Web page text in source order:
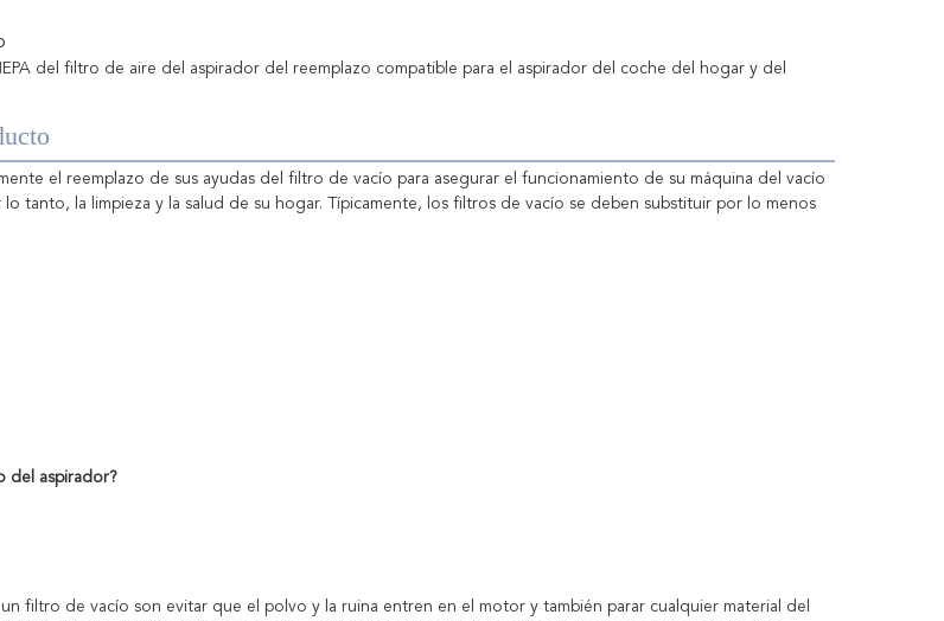
del filtro de aire del aspirador del reemplazo compatible para el aspirador del coche del hogar y del
el reemplazo de sus ayudas del filtro de vacío para asegurar el funcionamiento de su máquina del vacío
tanto, la limpieza y la salud de su hogar. Típicamente, los filtros de vacío se deben substituir por lo menos
del aspirador?
un filtro de vacío son evitar que el polvo y la ruina entren en el motor y también parar cualquier material del